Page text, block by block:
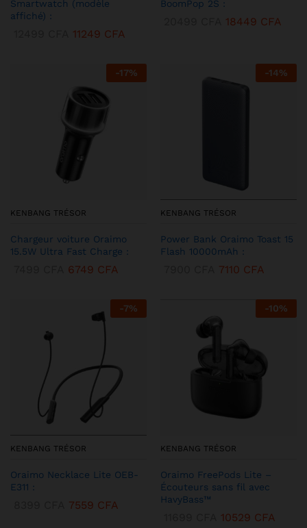
Smartwatch (modèle
affiché) :
11249 CFA
BoomPop 2S :
18449 CFA
-17%
KENBANG TRÉSOR
Chargeur voiture Oraimo
15.5W Ultra Fast Charge :
6749 CFA
-14%
KENBANG TRÉSOR
Power Bank Oraimo Toast 15
Flash 10000mAh :
7110 CFA
-7%
KENBANG TRÉSOR
Oraimo Necklace Lite OEB-
E311 :
7559 CFA
-10%
KENBANG TRÉSOR
Oraimo FreePods Lite –
Écouteurs sans fil avec
HavyBass™
10529 CFA